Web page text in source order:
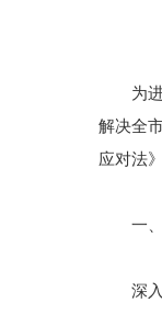
为进一
解决全
应对法
一、
深入贯